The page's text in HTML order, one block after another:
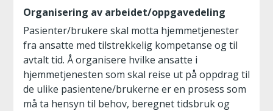
Organisering av arbeidet/oppgavedeling
Pasienter/brukere skal motta hjemmetjenester
fra ansatte med tilstrekkelig kompetanse og til
avtalt tid. Å organisere hvilke ansatte i
hjemmetjenesten som skal reise ut på oppdrag til
de ulike pasientene/brukerne er en prosess som
må ta hensyn til behov, beregnet tidsbruk og